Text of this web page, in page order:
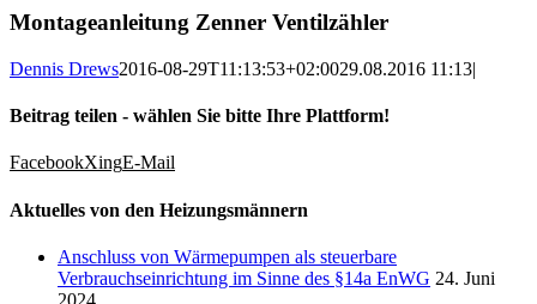
Montageanleitung Zenner Ventilzähler
Dennis Drews2016-08-29T11:13:53+02:0029.08.2016 11:13|
Beitrag teilen - wählen Sie bitte Ihre Plattform!
FacebookXingE-Mail
Aktuelles von den Heizungsmännern
Anschluss von Wärmepumpen als steuerbare
Verbrauchseinrichtung im Sinne des §14a EnWG 24. Juni
2024